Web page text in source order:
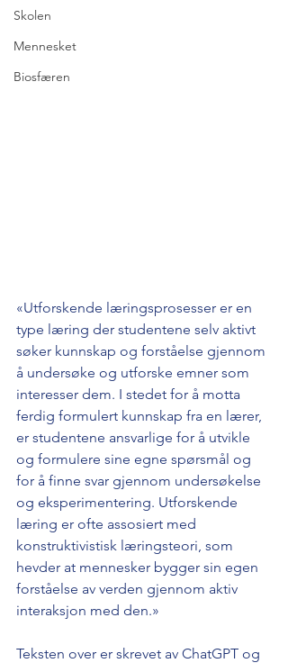
Skolen
Mennesket
Biosfæren
«Utforskende læringsprosesser er en
type læring der studentene selv aktivt
søker kunnskap og forståelse gjennom
å undersøke og utforske emner som
interesser dem. I stedet for å motta
ferdig formulert kunnskap fra en lærer,
er studentene ansvarlige for å utvikle
og formulere sine egne spørsmål og
for å finne svar gjennom undersøkelse
og eksperimentering. Utforskende
læring er ofte assosiert med
konstruktivistisk læringsteori, som
hevder at mennesker bygger sin egen
forståelse av verden gjennom aktiv
interaksjon med den.»
Teksten over er skrevet av ChatGPT og